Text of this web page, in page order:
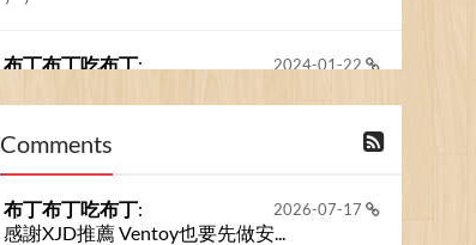
2024-01-22
布丁布丁吃布丁:
示大家的留言了。我們新開一個訪客留言板
吧！
Comments
2026-07-17
布丁布丁吃布丁:
感謝XJD推薦 Ventoy也要先做安...